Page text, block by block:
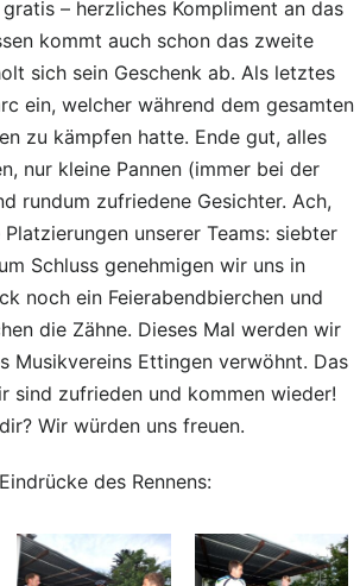
– herzliches Kompliment an das
kommt auch schon das zweite
sich sein Geschenk ab. Als letztes
ein, welcher während dem gesamten
zu kämpfen hatte. Ende gut, alles
nur kleine Pannen (immer bei der
rundum zufriedene Gesichter. Ach,
unserer Teams: siebter
Schluss genehmigen wir uns in
noch ein Feierabendbierchen und
die Zähne. Dieses Mal werden wir
Musikvereins Ettingen verwöhnt. Das
sind zufrieden und kommen wieder!
Wir würden uns freuen.
des Rennens: